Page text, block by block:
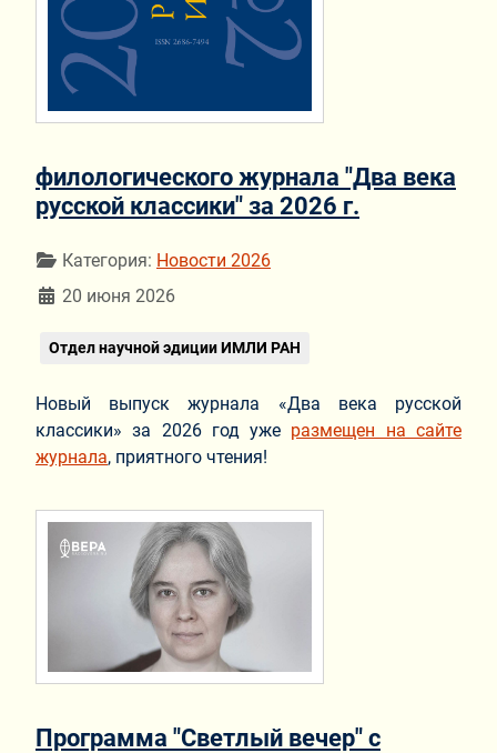
филологического журнала "Два века
русской классики" за 2026 г.
Информация о материале
Категория: Новости 2026
20 июня 2026
Отдел научной эдиции ИМЛИ РАН
Новый выпуск журнала «Два века русской
классики» за 2026 год уже размещен на сайте
журнала, приятного чтения!
Программа "Светлый вечер" с